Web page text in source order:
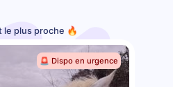
le plus proche 🔥
🚨 Dispo en urgence